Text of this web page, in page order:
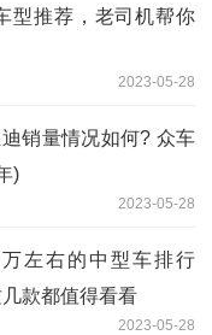
型推荐，老司机帮你
2023-05-28
销量情况如何? 众车
)
2023-05-28
左右的中型车排行
款都值得看看
2023-05-28